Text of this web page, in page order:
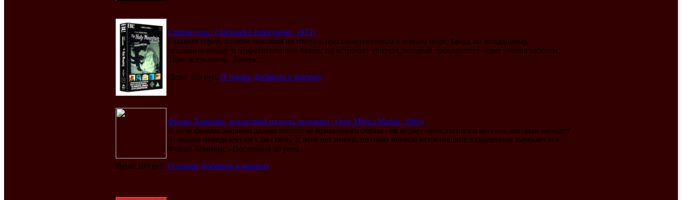
Святая гора / (Alexandro Jodorowsky, 1973)
Главный герой, внешне похожий на Иисуса, просыпается голым в земном мире. Бродя по загадочному,
осплепительному и отвратительному базару, он встречает учителя, который проводит его через учения каббалы,
Таро, астрологии. Теперь ...
Цена: 100 руб. О товаре Добавить в корзину
Финис Хоминис, последний из рода людского / (Jose Mojica Marins, 1985)
В этом фильме Маринш далеко отошел от привычного образа - он играет таинственного мессию, который выходит
из океана неподалеку от Сан-Паулу. У него нет имени, поэтому первый встретившийся священник нарекает его
Финис Хоминис - Последний из рода ...
Цена: 100 руб. О товаре Добавить в корзину